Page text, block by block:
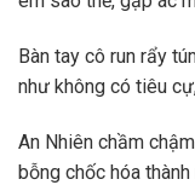
Bàn tay cô run rẩy
như không có tiêu
An Nhiên chầm
bỗng chốc hóa